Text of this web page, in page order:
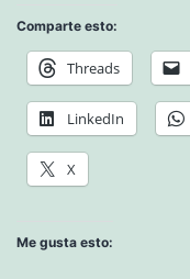
Comparte esto:
Threads
LinkedIn
X
Me gusta esto: